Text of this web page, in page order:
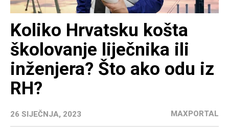
Koliko Hrvatsku košta
školovanje liječnika ili
inženjera? Što ako odu iz
RH?
26 SIJEČNJA, 2023 MAXPORTAL